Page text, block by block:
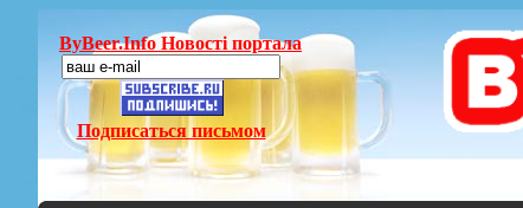
ByBeer.Info Новостi портала
Подписаться письмом